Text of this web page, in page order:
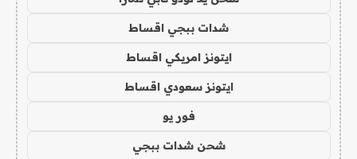
شدات ببجي اقساط
ايتونز امريكي اقساط
ايتونز سعودي اقساط
فور يو
شحن شدات ببجي